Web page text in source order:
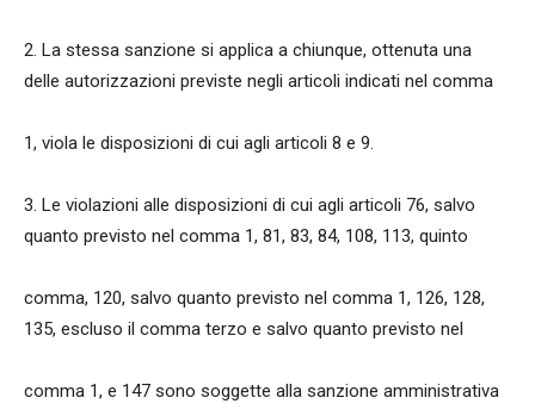
2. La stessa sanzione si applica a chiunque, ottenuta una
delle autorizzazioni previste negli articoli indicati nel comma
1, viola le disposizioni di cui agli articoli 8 e 9.
3. Le violazioni alle disposizioni di cui agli articoli 76, salvo
quanto previsto nel comma 1, 81, 83, 84, 108, 113, quinto
comma, 120, salvo quanto previsto nel comma 1, 126, 128,
135, escluso il comma terzo e salvo quanto previsto nel
comma 1, e 147 sono soggette alla sanzione amministrativa